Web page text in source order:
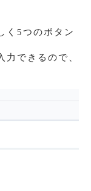
く5つのボタン
力できるので、